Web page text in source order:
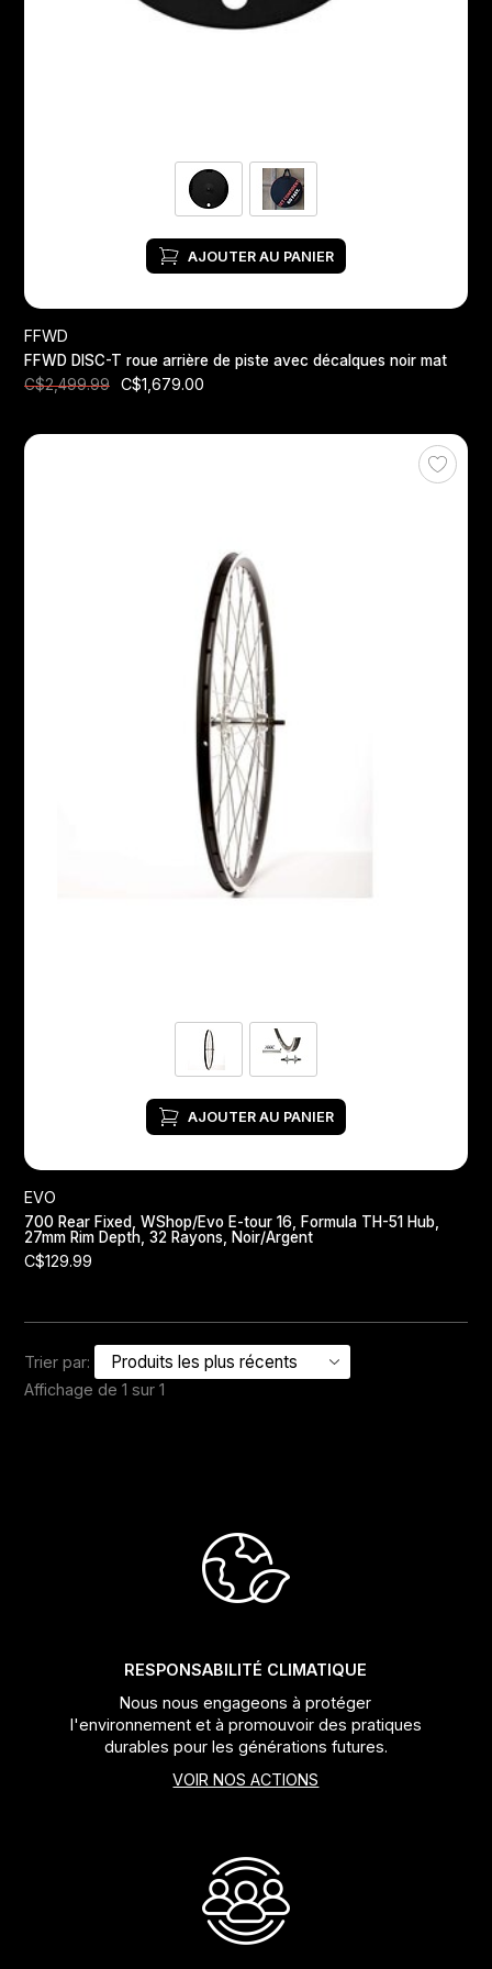
AJOUTER AU PANIER
FFWD
FFWD DISC-T roue arrière de piste avec décalques noir mat
C$2,499.99
C$1,679.00
AJOUTER AU PANIER
EVO
700 Rear Fixed, WShop/Evo E-tour 16, Formula TH-51 Hub,
27mm Rim Depth, 32 Rayons, Noir/Argent
C$129.99
Trier par:
Affichage de 1 sur 1
RESPONSABILITÉ CLIMATIQUE
Nous nous engageons à protéger
l'environnement et à promouvoir des pratiques
durables pour les générations futures.
VOIR NOS ACTIONS